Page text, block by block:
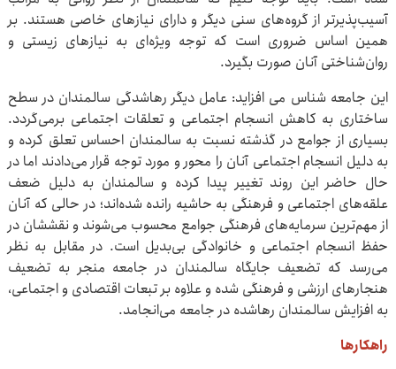
آسیب‌پذیرتر از گروه‌های سنی دیگر و دارای نیازهای خاصی هستند. بر
همین اساس ضروری است که توجه ویژه‌ای به نیازهای زیستی و
روان‌شناختی آنان صورت بگیرد.
این جامعه شناس می افزاید: عامل دیگر رهاشدگی سالمندان در سطح
ساختاری به کاهش انسجام اجتماعی و تعلقات اجتماعی برمی‌گردد.
بسیاری از جوامع در گذشته نسبت به سالمندان احساس تعلق کرده و
به دلیل انسجام اجتماعی آنان را محور و مورد توجه قرار می‌دادند اما در
حال حاضر این روند تغییر پیدا کرده و سالمندان به دلیل ضعف
علقه‌های اجتماعی و فرهنگی به حاشیه رانده شده‌اند؛ در حالی که آنان
از مهم‌ترین سرمایه‌های فرهنگی جوامع محسوب می‌شوند و نقششان در
حفظ انسجام اجتماعی و خانوادگی بی‌بدیل است. در مقابل به نظر
می‌رسد که تضعیف جایگاه سالمندان در جامعه منجر به تضعیف
هنجارهای ارزشی و فرهنگی شده و علاوه بر تبعات اقتصادی و اجتماعی،
به افزایش سالمندان رهاشده در جامعه می‌انجامد.
راهکارها